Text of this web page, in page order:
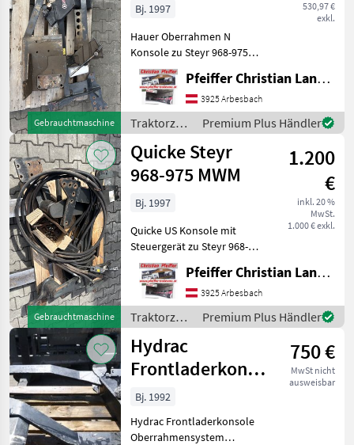
Gebrauchtmaschine
MWM
530,97 €
exkl.
Bj. 1997
Hauer Oberrahmen N
Konsole zu Steyr 968-975
MWM Traktorzubehör
Konsolen
Pfeiffer Christian Landtechnik
3925 Arbesbach
Traktorzubehör
/ Hauer
Premium Plus Händler
Gebrauchtmaschine
Quicke Steyr
968-975 MWM
1.200
€
inkl. 20 %
MwSt.
1.000 € exkl.
Bj. 1997
Quicke US Konsole mit
Steuergerät zu Steyr 968-
975 oder Case CS68-75 mit
MWM Motor
Traktorzubehör Konsolen
Pfeiffer Christian Landtechnik
3925 Arbesbach
Traktorzubehör
/ Quicke
Premium Plus Händler
Hydrac
Frontladerkonsole
Steyr 955 / 964 /
970
750 €
MwSt nicht
ausweisbar
Bj. 1992
Hydrac Frontladerkonsole
Oberrahmensystem